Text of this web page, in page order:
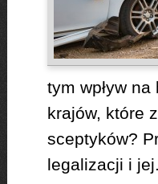
tym wpływ
krajów, które
sceptyków?
legalizacji i